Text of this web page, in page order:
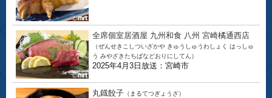
全席個室居酒屋 九州和食 八州 宮崎橘通西店
（ぜんせきこしついざかや きゅうしゅうわしょく はっしゅ
う みやざきたちばなどおりにしてん）
2025年4月3日放送：宮崎市
丸鐡餃子 （まるてつぎょうざ）